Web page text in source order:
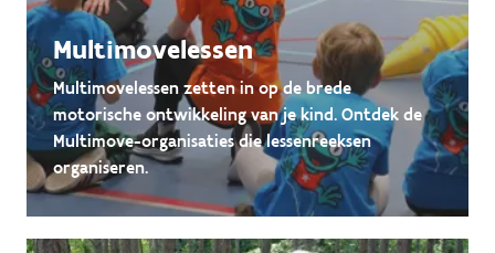
Multimovelessen
Multimovelessen zetten in op de brede
motorische ontwikkeling van je kind. Ontdek de
Multimove-organisaties die lessenreeksen
organiseren.